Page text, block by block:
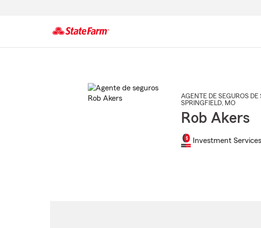
AGENTE DE SEGUROS DE
SPRINGFIELD, MO
Rob Akers
Investment Services